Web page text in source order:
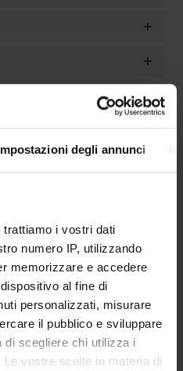
degli annunci
trattiamo i vostri dati
numero IP, utilizzando
memorizzare e accedere
al fine di
personalizzati, misurare
il pubblico e sviluppare
di scegliere chi utilizza i
vostre scelte in materia di
OFFICES
OFFICES